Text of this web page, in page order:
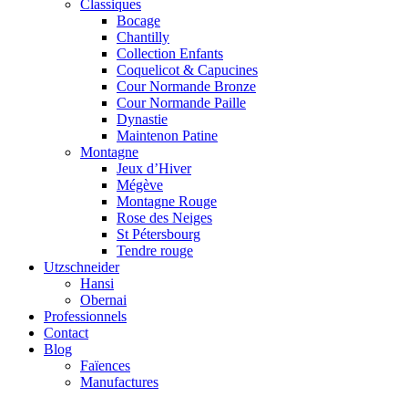
Classiques
Bocage
Chantilly
Collection Enfants
Coquelicot & Capucines
Cour Normande Bronze
Cour Normande Paille
Dynastie
Maintenon Patine
Montagne
Jeux d’Hiver
Mégève
Montagne Rouge
Rose des Neiges
St Pétersbourg
Tendre rouge
Utzschneider
Hansi
Obernai
Professionnels
Contact
Blog
Faïences
Manufactures